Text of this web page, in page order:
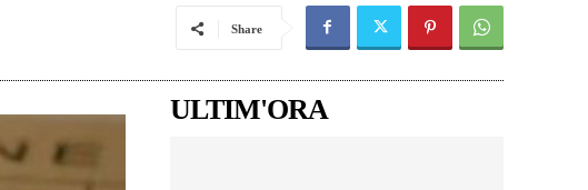
Share
ULTIM'ORA